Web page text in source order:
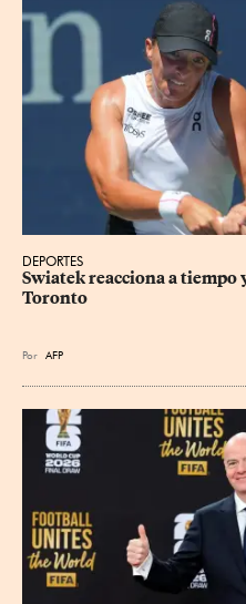
DEPORTES
Swiatek reacciona a tiempo
Toronto
Por AFP